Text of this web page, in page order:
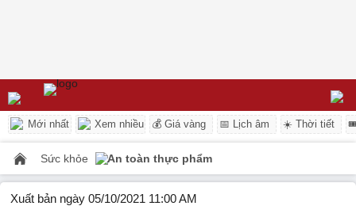
Mới nhất Xem nhiều 💰 Giá vàng 📅 Lịch âm ☀️ Thời tiết
Sức khỏe An toàn thực phẩm
Xuất bản ngày 05/10/2021 11:00 AM